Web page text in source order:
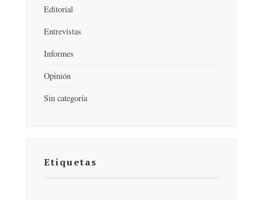
Editorial
Entrevistas
Informes
Opinión
Sin categoría
Etiquetas